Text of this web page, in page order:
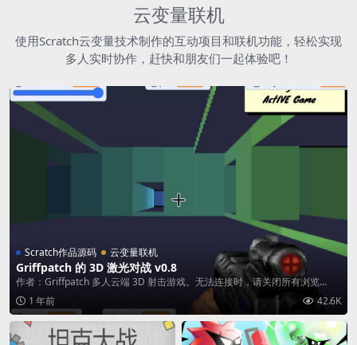
云变量联机
使用Scratch云变量技术制作的互动项目和联机功能，轻松实现
多人实时协作，赶快和朋友们一起体验吧！
Scratch作品源码 云变量联机
Griffpatch 的 3D 激光对战 v0.8
作者：Griffpatch 多人云端 3D 射击游戏。无法连接时，请关闭所有浏览...
1 年前
42.6K